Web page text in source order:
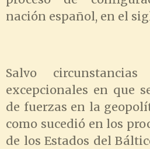
nación español, en el
Salvo
excepcionales en que
de fuerzas en la
como sucedió en los
de los Estados del